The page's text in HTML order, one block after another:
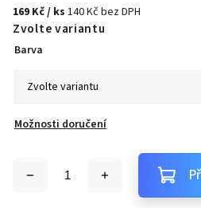
169 Kč/ ks 140 Kč bez DPH
Zvolte variantu
Barva
Možnosti doručení